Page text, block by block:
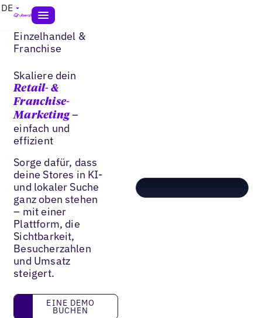
DE
Einzelhandel &
Franchise
Skaliere dein
Retail- &
Franchise-
Marketing–
einfach und
effizient
Sorge dafür, dass
deine Stores in KI-
und lokaler Suche
ganz oben stehen
– mit einer
Plattform, die
Sichtbarkeit,
Besucherzahlen
und Umsatz
steigert.
eine Demo buchen
EINE DEMO
BUCHEN